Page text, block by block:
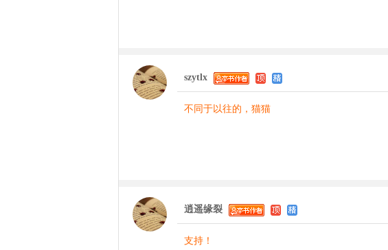
szytlx
不同于以往的，猫猫
逍遥缘裂
支持！